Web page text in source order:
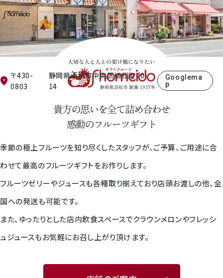
〒430-
0803
静岡県浜松市中央区植松町70-
14
Googlema
p
貴方の思いを全て詰め合わせ
感動のフルーツギフト
季節の極上フルーツを知り尽くしたスタッフが、ご予算、ご用途に合
わせて最高のフルーツギフトをお作りします。
フルーツゼリーやジュースも各種取り揃えており店頭お渡しの他、全
国への発送も可能です。
また、ゆったりとした店内飲食スペースでクラウンメロンやフレッシ
ュジュースもお気軽にお召し上がり頂けます。